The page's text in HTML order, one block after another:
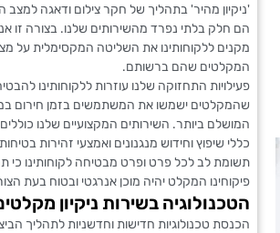
'ניקיון מהיר' בתהליך של חקר צילום ודאגה למצב
הם חלק בלתי נפרד מהשירותים שלנו. בצורה זו
מקנים ללקוחותינו את השליטה המקסימלית על
המקלטים שהם ברשותם.
פעילויות התחזוקה שלנו עוזרות ללקוחותינו
שהמקלטים ישמשו את המשתמשים בזמן חירום
המושלם ביותר. השירותים המקצועיים שלנו כוללים
כללי שיפוץ וחידוש מנגנונים ואמצעי זהירות
תשומת לב לכל פרט ופרט מבטיחה לקוחותינו כי
פיקוחינו המקלט יהיה מוכן אנרגטי ובטוח בעת
הטכנולוגיה בשירות ניקיון
הכנסת טכנולוגיות חדישות וחדשניות לתהליך